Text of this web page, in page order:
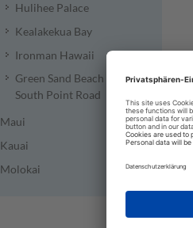
Hulihee Palace
Kealakekua Bay
Ironman Hawaii
Green Sand Beach &
South Point Road
Maui
Kauai
Molokai